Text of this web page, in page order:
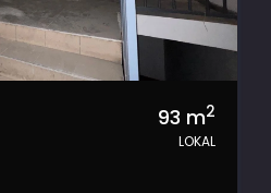
93 m2
LOKAL